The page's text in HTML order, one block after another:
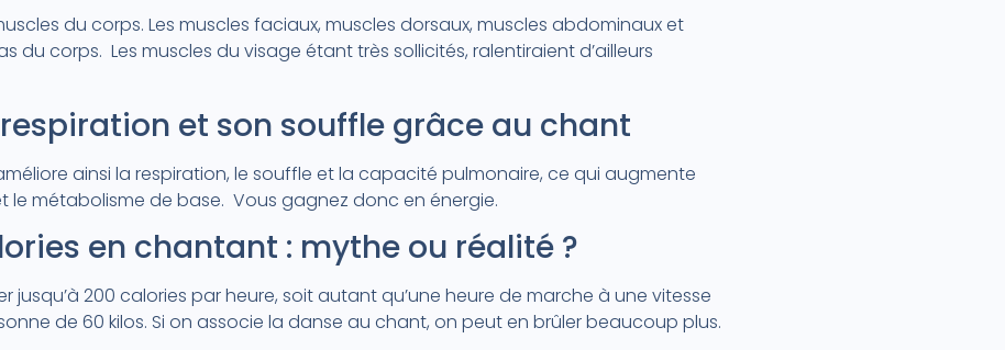
du corps. Les muscles faciaux, muscles dorsaux, muscles abdominaux et
du corps. Les muscles du visage étant très sollicités, ralentiraient d’ailleurs
et son souffle grâce au chant
ainsi la respiration, le souffle et la capacité pulmonaire, ce qui augmente
le métabolisme de base. Vous gagnez donc en énergie.
en chantant : mythe ou réalité ?
jusqu’à 200 calories par heure, soit autant qu’une heure de marche à une vitesse
de 60 kilos. Si on associe la danse au chant, on peut en brûler beaucoup plus.